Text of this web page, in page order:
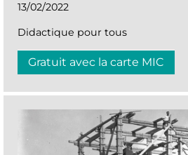
13/02/2022
Didactique pour tous
Gratuit avec la carte MIC